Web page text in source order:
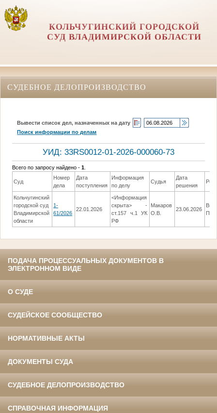
КОЛЬЧУГИНСКИЙ ГОРОДСКОЙ
СУД ВЛАДИМИРСКОЙ ОБЛАСТИ
СУДЕБНОЕ ДЕЛОПРОИЗВОДСТВО
Вывести список дел, назначенных на дату
Поиск информации по делам
УИД: 33RS0012-01-2026-000060-73
Всего по запросу найдено -1
Суд
Номер
дела
Дата
поступления
Информация
по делу
Судья
Дата
решения
Кольчугинский
городской суд
Владимирской
области
1-
61/2026
22.01.2026
<Информация
скрыта> -
ст.157 ч.1 УК
РФ
Макаров
О.В.
23.06.2026
ПОДАЧА ПРОЦЕССУАЛЬНЫХ ДОКУМЕНТОВ В
ЭЛЕКТРОННОМ ВИДЕ
О СУДЕ
СУДЕЙСКОЕ СООБЩЕСТВО
НОРМАТИВНЫЕ АКТЫ
ДОКУМЕНТЫ СУДА
СУДЕБНОЕ ДЕЛОПРОИЗВОДСТВО
СПРАВОЧНАЯ ИНФОРМАЦИЯ